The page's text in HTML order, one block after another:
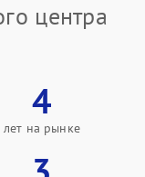
центра
4
лет на рынке